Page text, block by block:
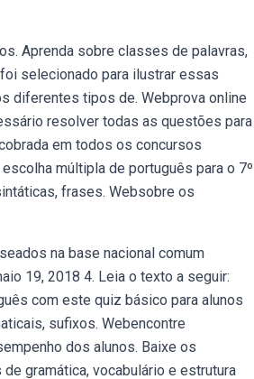
Aprenda sobre classes de palavras,
selecionado para ilustrar essas
diferentes tipos de. Webprova online
resolver todas as questões para
em todos os concursos
múltipla de português para o 7º
frases. Websobre os
na base nacional comum
19, 2018 4. Leia o texto a seguir:
com este quiz básico para alunos
sufixos. Webencontre
dos alunos. Baixe os
gramática, vocabulário e estrutura